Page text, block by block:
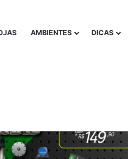
AMBIENTES DICAS